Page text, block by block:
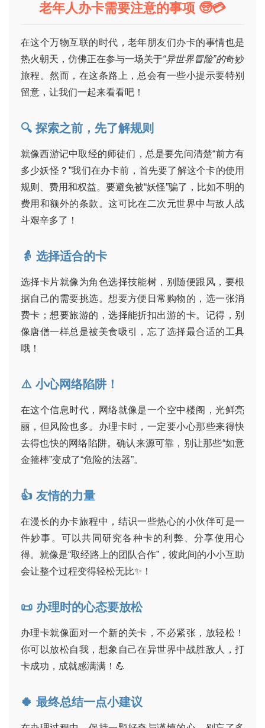
首
页
业
资
登录 注册
投稿
老年人办卡需要注意的事项 🧓💳
在这个万物互联的时代，老年朋友们办卡的事情也是
热火朝天，仿佛正在参与一场关于“异世界冒险”的奇妙
旅程。然而，在这条路上，总会有一些小提示要特别
留意，让我们一起来看看吧！
🔍 探索之前，先了解规则
就像西游记中取经的师徒们，总是要先问清楚“前方有
多少妖怪？”我们在办卡前，首先要了解这个卡的使用
规则、费用和权益。要避免被“妖怪”骗了，比如不明的
费用和额外的条款。这可比在二次元世界中与敌人战
斗艰辛多了！
👵 选择适合的卡
选择卡片就像为角色选择技能树，别随便跟风，要根
据自己的需要挑选。想要方便日常购物的，选一张消
费卡；想要旅游的，选择能折扣出游的卡。记得，别
像唐僧一样总是被美食吸引，忘了选择最合适的工具
哦！
⚠️ 小心网络陷阱！
在这个信息时代，网络就像是一个空中楼阁，光鲜亮
丽，但风险也多。办理卡时，一定要小心那些来得快
去得也快的网络陷阱。确认来源可靠，别让那些“如意
金箍棒”变成了“危险的法器”。
👍 友情的力量
在漫长的办卡旅程中，结识一些热心的小伙伴可是一
件妙事。可以共同研究各种卡的利弊、分享使用心
得。就像是“取经路上的团队合作”，彼此间的小小互助
会让整个过程变得轻松无比✨！
📜 办理时的心态要放松
办理卡就像面对一个新的关卡，不必紧张，放轻松！
你可以放松自我，想象自己在异世界中战胜敌人，打
卡成功，成就感满满！💪
🍀 最终总结一点小建议